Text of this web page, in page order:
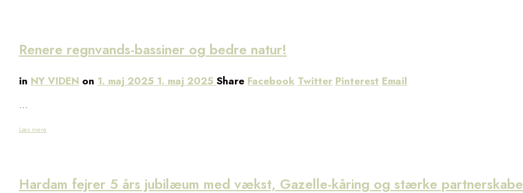
Renere regnvands-bassiner og bedre natur!
in NY VIDEN on 1. maj 2025 1. maj 2025 Share Facebook Twitter Pinterest Email
…
Læs mere
Hardam fejrer 5 års jubilæum med vækst, Gazelle-kåring og stærke partnerskabe